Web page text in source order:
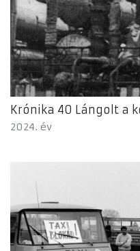
Krónika 40 Lángolt a
2024. év